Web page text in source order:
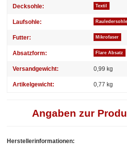
Decksohle: Textil
Laufsohle:
Futter: Mikrofaser
Absatzform: Flare Absatz
Versandgewicht: 0,99 kg
Artikelgewicht: 0,77 kg
Angaben zur
Herstellerinformationen: